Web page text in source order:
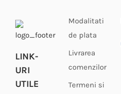
LINK-
URI
UTILE
Modalitati
de plata
Livrarea
comenzilor
Termeni si